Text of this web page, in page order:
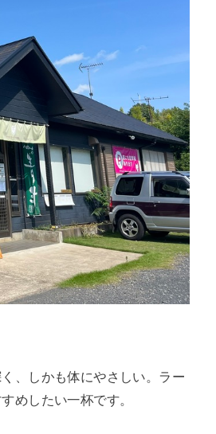
、しかも体にやさしい。ラー
めしたい一杯です。